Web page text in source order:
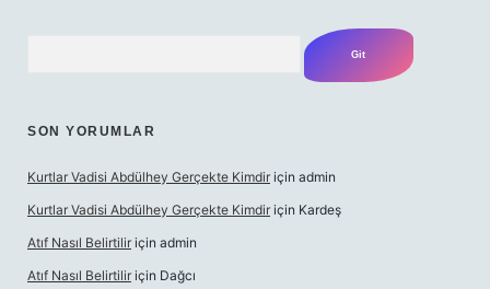
SON YORUMLAR
Kurtlar Vadisi Abdülhey Gerçekte Kimdir için admin
Kurtlar Vadisi Abdülhey Gerçekte Kimdir için Kardeş
Atıf Nasıl Belirtilir için admin
Atıf Nasıl Belirtilir için Dağcı